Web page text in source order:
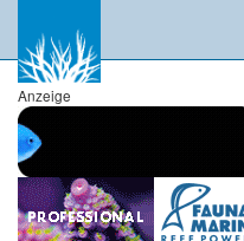
Anzeige